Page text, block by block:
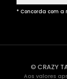
* Concorda com a
© CRAZY
Aos valores